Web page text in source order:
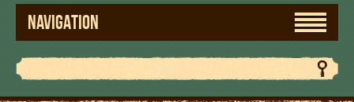
NAVIGATION